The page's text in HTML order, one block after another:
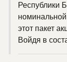
Республики
этот пакет
Войдя в